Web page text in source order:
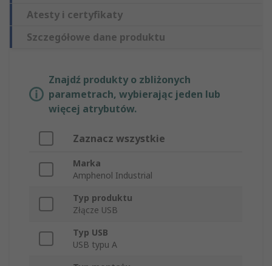
Atesty i certyfikaty
Szczegółowe dane produktu
Znajdź produkty o zbliżonych
parametrach, wybierając jeden lub
więcej atrybutów.
Zaznacz wszystkie
Marka
Amphenol Industrial
Typ produktu
Złącze USB
Typ USB
USB typu A